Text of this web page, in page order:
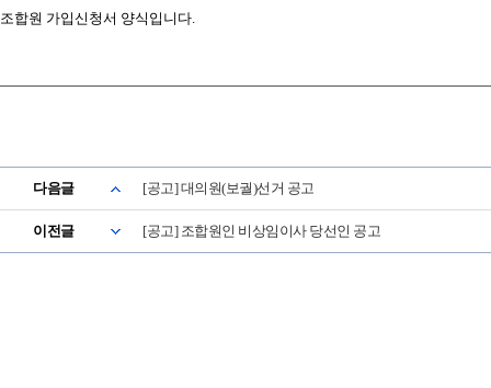
조합원 가입신청서 양식입니다.
다음글 [공고] 대의원(보궐)선거 공고
이전글 [공고] 조합원인 비상임이사 당선인 공고